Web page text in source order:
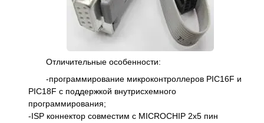
Отличительные особенности:
-программирование микроконтроллеров PIC16F и
PIC18F с поддержкой внутрисхемного
программирования;
-ISP коннектор совместим с MICROCHIP 2x5 пин